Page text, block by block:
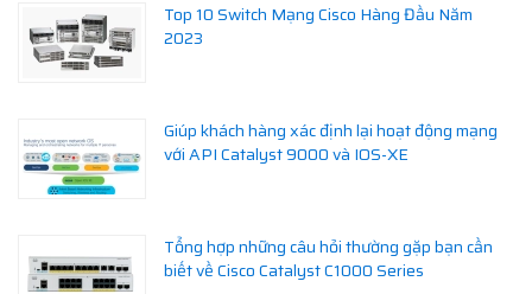
Top 10 Switch Mạng Cisco Hàng Đầu Năm
2023
Giúp khách hàng xác định lại hoạt động mạng
với API Catalyst 9000 và IOS-XE
Tổng hợp những câu hỏi thường gặp bạn cần
biết về Cisco Catalyst C1000 Series